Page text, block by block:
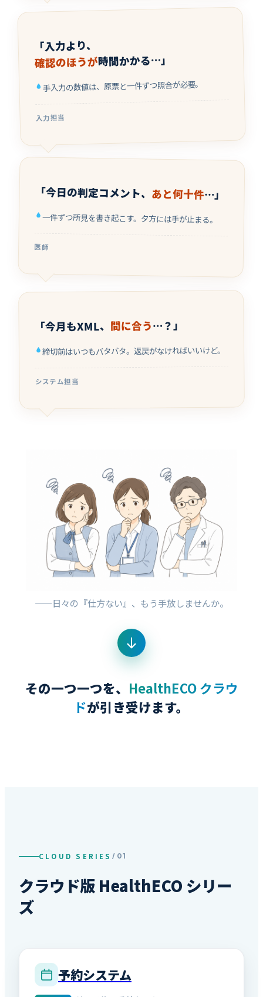
「入力より、
確認のほうが時間かかる…」
手入力の数値は、原票と一件ずつ照合が必要。
入力担当
「今日の判定コメント、 あと何十件…」
一件ずつ所見を書き起こす。夕方には手が止まる。
医師
「今月もXML、 間に合う…？」
締切前はいつもバタバタ。返戻がなければいいけど。
システム担当
——日々の『仕方ない』、もう手放しませんか。
その一つ一つを、 HealthECO クラウ
ドが引き受けます。
CLOUD SERIES / 01
クラウド版 HealthECO シリー
ズ
予約システム